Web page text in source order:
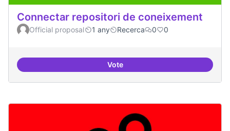
Connectar repositori de coneixement
Official proposal 1 any Recerca 0 0
VoteConnectar repositori de